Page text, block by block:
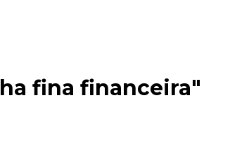
fina financeira"